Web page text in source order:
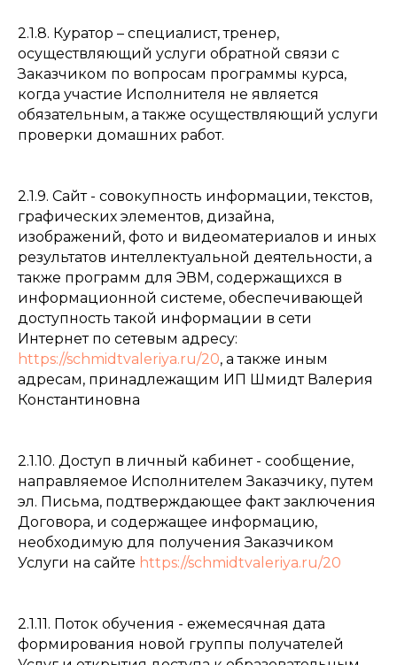
2.1.8. Куратор – специалист, тренер,
осуществляющий услуги обратной связи с
Заказчиком по вопросам программы курса,
когда участие Исполнителя не является
обязательным, а также осуществляющий услуги
проверки домашних работ.
2.1.9. Сайт - совокупность информации, текстов,
графических элементов, дизайна,
изображений, фото и видеоматериалов и иных
результатов интеллектуальной деятельности, а
также программ для ЭВМ, содержащихся в
информационной системе, обеспечивающей
доступность такой информации в сети
Интернет по сетевым адресу:
https://schmidtvaleriya.ru/20, а также иным
адресам, принадлежащим ИП Шмидт Валерия
Константиновна
2.1.10. Доступ в личный кабинет - сообщение,
направляемое Исполнителем Заказчику, путем
эл. Письма, подтверждающее факт заключения
Договора, и содержащее информацию,
необходимую для получения Заказчиком
Услуги на сайте https://schmidtvaleriya.ru/20
2.1.11. Поток обучения - ежемесячная дата
формирования новой группы получателей